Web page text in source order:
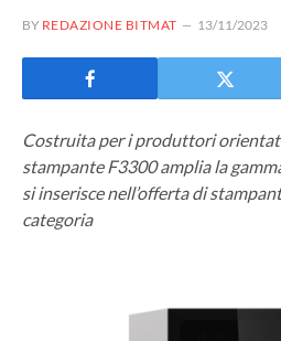
BY REDAZIONE BITMAT 13/11/2023
Costruita per i produttori
stampante F3300 amplia la
si inserisce nell’offerta di
categoria